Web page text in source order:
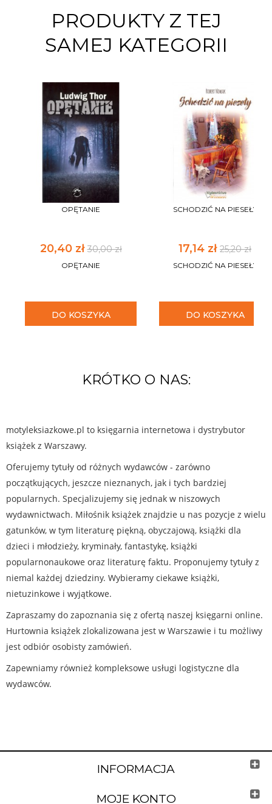
PRODUKTY Z TEJ
SAMEJ KATEGORII
OPĘTANIE
20,40 zł30,00 zł
OPĘTANIE
DO KOSZYKA
SCHODZIĆ NA PIESEŁY
17,14 zł 25,20 zł
SCHODZIĆ NA PIESEŁY
DO KOSZYKA
KRÓTKO O NAS:
motyleksiazkowe.pl to księgarnia internetowa i dystrybutor
książek z Warszawy.
Oferujemy tytuły od różnych wydawców - zarówno
początkujących, jeszcze nieznanych, jak i tych bardziej
popularnych. Specjalizujemy się jednak w niszowych
wydawnictwach. Miłośnik książek znajdzie u nas pozycje z wielu
gatunków, w tym literaturę piękną, obyczajową, książki dla
dzieci i młodzieży, kryminały, fantastykę, książki
popularnonaukowe oraz literaturę faktu. Proponujemy tytuły z
niemal każdej dziedziny. Wybieramy ciekawe książki,
nietuzinkowe i wyjątkowe.
Zapraszamy do zapoznania się z ofertą naszej księgarni online.
Hurtownia książek zlokalizowana jest w Warszawie i tu możliwy
jest odbiór osobisty zamówień.
Zapewniamy również kompleksowe usługi logistyczne dla
wydawców.
INFORMACJA
MOJE KONTO